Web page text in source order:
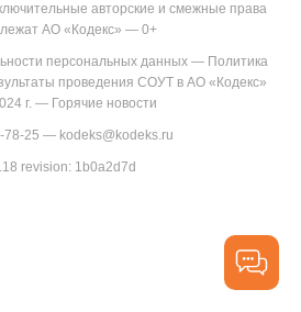
авторские и смежные права
АО «Кодекс» — 0+
персональных данных— Политика
проведения СОУТ в АО «Кодекс»
г.— Горячие новости
78-25 — kodeks@kodeks.ru
revision: 1b0a2d7d